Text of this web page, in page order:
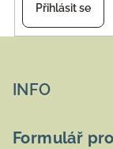
Přihlásit se
INFO
Formulář